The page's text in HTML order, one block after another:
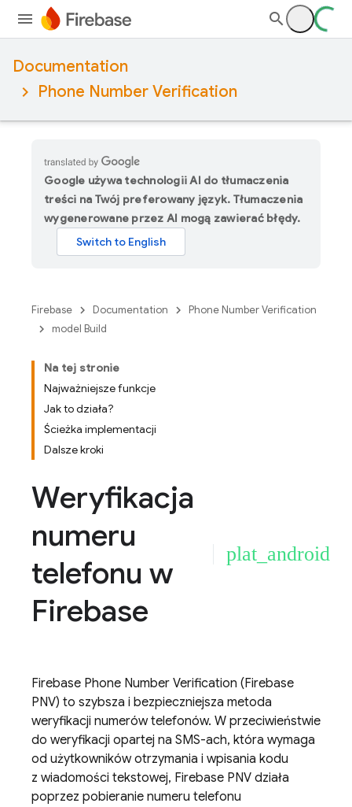
Documentation
Phone Number Verification
Google używa technologii AI do tłumaczenia
treści na Twój preferowany język. Tłumaczenia
wygenerowane przez AI mogą zawierać błędy.
Firebase Documentation
Phone Number Verification
model Build
Na tej stronie
Najważniejsze funkcje
Jak to działa?
Ścieżka implementacji
Dalsze kroki
Weryfikacja
numeru
telefonu w
Firebase
plat_android
Firebase Phone Number Verification (Firebase
PNV) to szybsza i bezpieczniejsza metoda
weryfikacji numerów telefonów. W przeciwieństwie
do weryfikacji opartej na SMS-ach, która wymaga
od użytkowników otrzymania i wpisania kodu
z wiadomości tekstowej, Firebase PNV działa
poprzez pobieranie numeru telefonu